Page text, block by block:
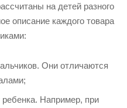
на детей разного
описание каждого товара
Они отличаются
Например, при